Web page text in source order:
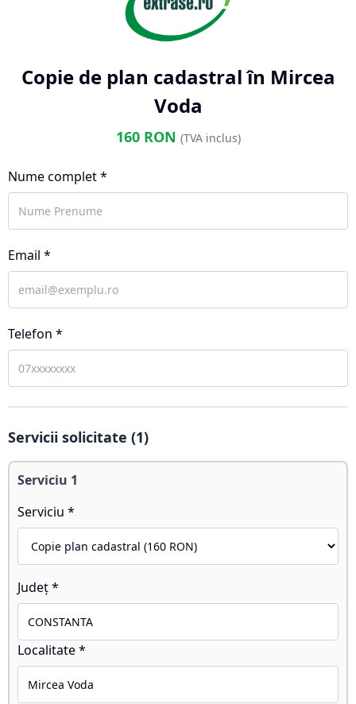
Copie de plan cadastral în Mircea
Voda
160RON (TVA inclus)
Nume complet *
Email *
Telefon *
Servicii solicitate (1)
Serviciu 1
Serviciu *
Județ *
Localitate *